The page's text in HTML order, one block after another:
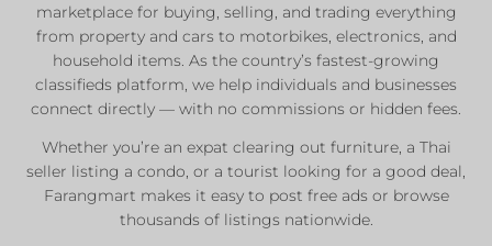
Private Sellers
Real Estate Agents
Sale & Rent
List Now
marketplace for buying, selling, and trading everything
from property and cars to motorbikes, electronics, and
household items. As the country’s fastest-growing
classifieds platform, we help individuals and businesses
connect directly — with no commissions or hidden fees.
Whether you’re an expat clearing out furniture, a Thai
seller listing a condo, or a tourist looking for a good deal,
Farangmart makes it easy to post free ads or browse
thousands of listings nationwide.